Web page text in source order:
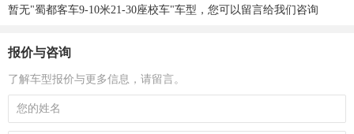
暂无"蜀都客车9-10米21-30座校车"车型，您可以留言给我们咨询
报价与咨询
了解车型报价与更多信息，请留言。